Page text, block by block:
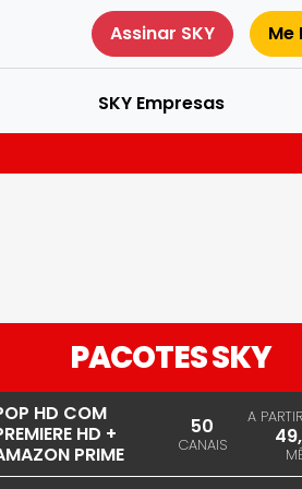
Assinar SKY Me
SKY Empresas
PACOTES SKY
HD COM
HD +
PRIME
50
CANAIS
A